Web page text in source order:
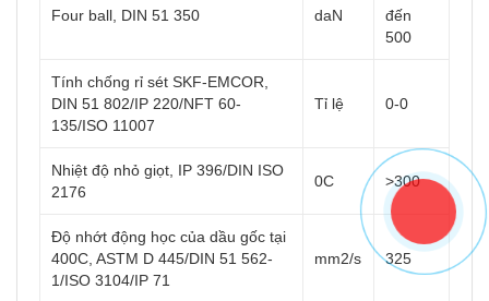
Four ball, DIN 51 350 daN
đến
500
Tính chống rỉ sét SKF-EMCOR,
DIN 51 802/IP 220/NFT 60-
135/ISO 11007
Tỉ lệ 0-0
Nhiệt độ nhỏ giọt, IP 396/DIN ISO
2176
0C >300
Độ nhớt động học của dầu gốc tại
400C, ASTM D 445/DIN 51 562-
1/ISO 3104/IP 71
mm2/s 325